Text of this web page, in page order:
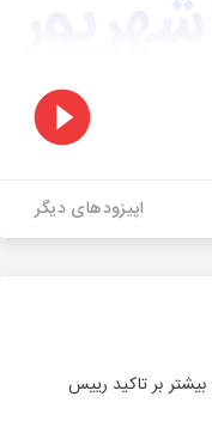
اپیزودهای دیگر
اقتصادی امروز۱۷ شهریور، بیشتر بر تاکید رییس